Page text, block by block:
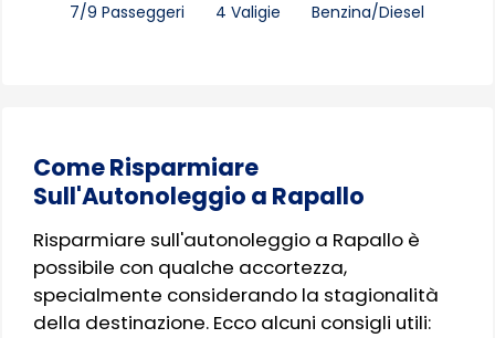
7/9 Passeggeri 4 Valigie Benzina/Diesel
Come Risparmiare
Sull'Autonoleggio a Rapallo
Risparmiare sull'autonoleggio a Rapallo è
possibile con qualche accortezza,
specialmente considerando la stagionalità
della destinazione. Ecco alcuni consigli utili: